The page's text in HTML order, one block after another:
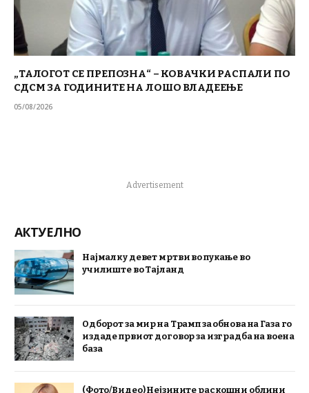
„ТАЛОГОТ СЕ ПРЕПОЗНА“ – КОВАЧКИ РАСПАЛИ ПО
СДСМ ЗА ГОДИНИТЕ НА ЛОШО ВЛАДЕЕЊЕ
05/08/2026
Advertisement
АКТУЕЛНО
Најмалку девет мртви во пукање во
училиште во Тајланд
Одборот за мир на Трамп за обнова на Газа го
издаде првиот договор за изградба на воена
база
(Фото/Видео) Нејзините раскошни облини